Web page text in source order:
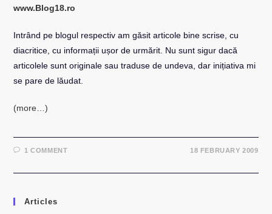
www.Blog18.ro
Intrând pe blogul respectiv am găsit articole bine scrise, cu
diacritice, cu informații ușor de urmărit. Nu sunt sigur dacă
articolele sunt originale sau traduse de undeva, dar inițiativa mi
se pare de lăudat.
(more…)
1 COMMENT 18 FEBRUARY 2009
Articles